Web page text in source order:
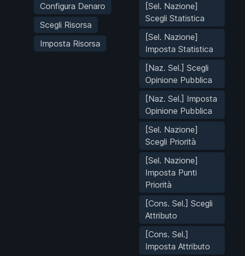
Configura Denaro
Scegli Risorsa
Imposta Risorsa
[Sel. Nazione]
Scegli Statistica
[Sel. Nazione]
Imposta Statistica
[Naz. Sel.] Scegli
Opinione Pubblica
[Naz. Sel.] Imposta
Opinione Pubblica
[Sel. Nazione]
Scegli Priorità
[Sel. Nazione]
Imposta Punti
Priorità
[Cons. Sel.] Scegli
Attributo
[Cons. Sel.]
Imposta Attributo